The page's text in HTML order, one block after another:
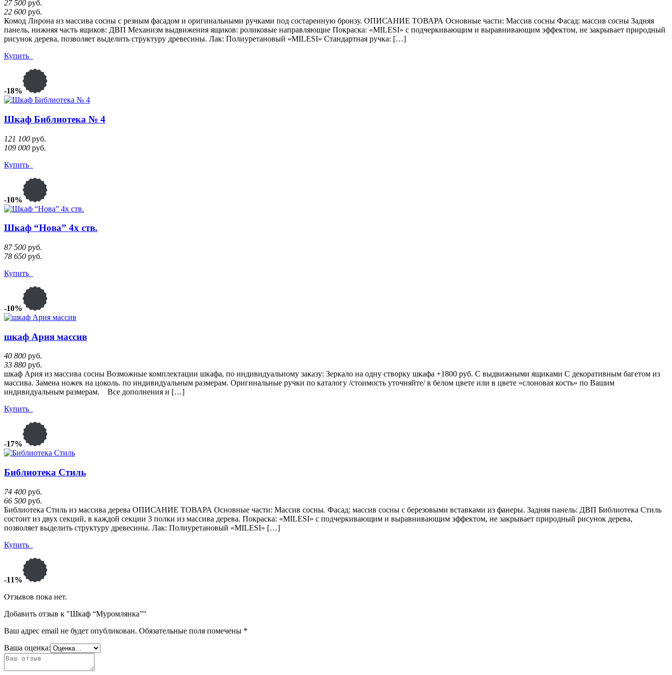
27 500 руб.
22 600 руб.
Комод Лирона из массива сосны с резным фасадом и оригинальными ручками под состаренную бронзу. ОПИСАНИЕ ТОВАРА Основные части: Массив сосны Фасад: массив сосны Задняя
панель, нижняя часть ящиков: ДВП Механизм выдвижения ящиков: роликовые направляющие Покраска: «MILESI» с подчеркивающим и выравнивающим эффектом, не закрывает природный
рисунок дерева, позволяет выделить структуру древесины. Лак: Полиуретановый «MILESI» Стандартная ручка: […]
Купить
-18%
Шкаф Библиотека № 4
121 100 руб.
109 000 руб.
Купить
-10%
Шкаф “Нова” 4х ств.
87 500 руб.
78 650 руб.
Купить
-10%
шкаф Ария массив
40 800 руб.
33 880 руб.
шкаф Ария из массива сосны Возможные комплектации шкафа, по индивидуальному заказу: Зеркало на одну створку шкафа +1800 руб. С выдвижными ящиками С декоративным багетом из
массива. Замена ножек на цоколь. по индивидуальным размерам. Оригинальные ручки по каталогу /стоимость уточняйте/ в белом цвете или в цвете «слоновая кость» по Вашим
индивидуальным размерам. Все дополнения и […]
Купить
-17%
Библиотека Стиль
74 400 руб.
66 500 руб.
Библиотека Стиль из массива дерева ОПИСАНИЕ ТОВАРА Основные части: Массив сосны. Фасад: массив сосны с березовыми вставками из фанеры. Задняя панель: ДВП Библиотека Стиль
состоит из двух секций, в каждой секции 3 полки из массива дерева. Покраска: «MILESI» с подчеркивающим и выравнивающим эффектом, не закрывает природный рисунок дерева,
позволяет выделить структуру древесины. Лак: Полиуретановый «MILESI» […]
Купить
-11%
Отзывов пока нет.
Добавить отзыв к "Шкаф “Муромлянка”"
Ваш адрес email не будет опубликован. Обязательные поля помечены *
Ваша оценка: